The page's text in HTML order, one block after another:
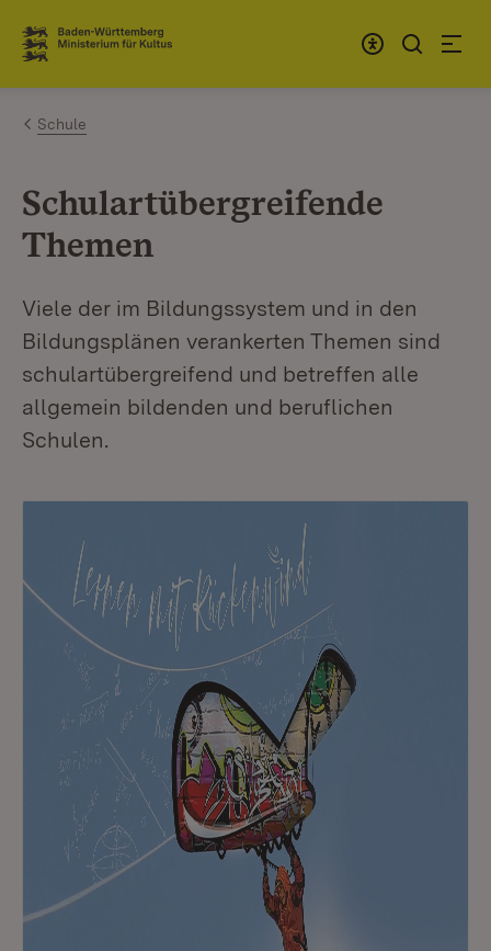
Zum Inhalt springen
Link zur Startseite
Schule
Schulartübergreifende
Themen
Viele der im Bildungssystem und in den
Bildungsplänen verankerten Themen sind
schulartübergreifend und betreffen alle
allgemein bildenden und beruflichen
Schulen.